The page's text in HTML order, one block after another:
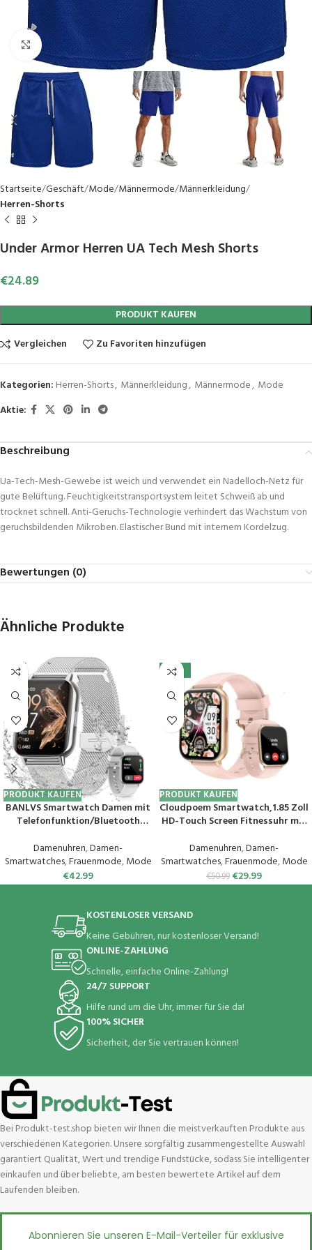
Click to enlarge
Startseite Geschäft Mode Männermode Männerkleidung
Herren-Shorts
Under Armor Herren UA Tech Mesh Shorts
€24.89
PRODUKT KAUFEN
Vergleichen
Zu Favoriten hinzufügen
Kategorien: Herren-Shorts, Männerkleidung, Männermode, Mode
Aktie:
Beschreibung
Ua-Tech-Mesh-Gewebe ist weich und verwendet ein Nadelloch-Netz für
gute Belüftung. Feuchtigkeitstransportsystem leitet Schweiß ab und
trocknet schnell. Anti-Geruchs-Technologie verhindert das Wachstum von
geruchsbildenden Mikroben. Elastischer Bund mit internem Kordelzug.
Bewertungen (0)
Ähnliche Produkte
PRODUKT KAUFEN
BANLVS Smartwatch Damen mit
Telefonfunktion/Bluetooth
Menstruationszyklus, Pulsuhr,
Schlafmonitor, SpO2, IP68
Wasserdicht Schrittzähler
Fitness Tracker iOS Android
Damenuhren,Damen-
Smartwatches,Frauenmode,Mode
€42.99
-41%
PRODUKT KAUFEN
Cloudpoem Smartwatch,1.85 Zoll
HD-Touch Screen Fitnessuhr mit
Überwachung Pulsuhr
Schlafmonitor Schrittzähler Uhr
100+ Trainingsmodi Sportuhr
für Damen Herren Android iOS
Damenuhren,Damen-
Smartwatches,Frauenmode,Mode
€50.99 €29.99
KOSTENLOSER VERSAND
Keine Gebühren, nur kostenloser Versand!
ONLINE-ZAHLUNG
Schnelle, einfache Online-Zahlung!
24/7 SUPPORT
Hilfe rund um die Uhr, immer für Sie da!
100% SICHER
Sicherheit, der Sie vertrauen können!
Bei Produkt-test.shop bieten wir Ihnen die meistverkauften Produkte aus
verschiedenen Kategorien. Unsere sorgfältig zusammengestellte Auswahl
garantiert Qualität, Wert und trendige Fundstücke, sodass Sie intelligenter
einkaufen und über beliebte, am besten bewertete Artikel auf dem
Laufenden bleiben.
Abonnieren Sie unseren E-Mail-Verteiler für exklusive